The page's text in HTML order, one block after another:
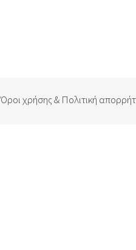
Όροι χρήσης & Πολιτική